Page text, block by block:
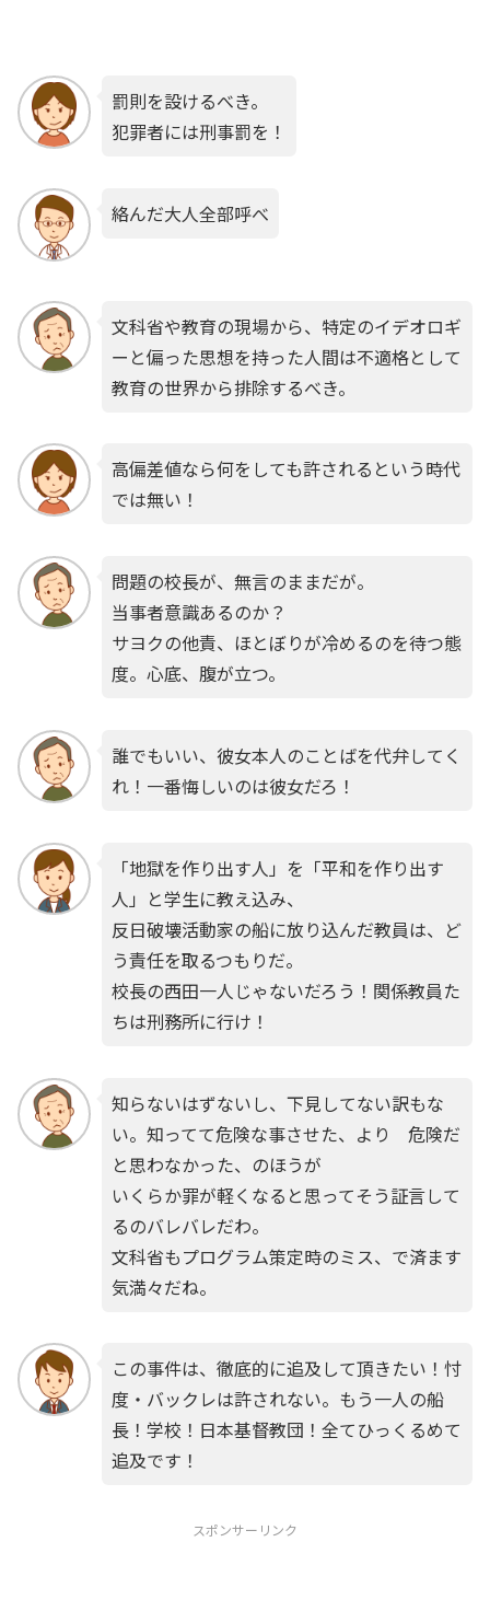
罰則を設けるべき。
犯罪者には刑事罰を！
絡んだ大人全部呼べ
文科省や教育の現場から、特定のイデオロギ
ーと偏った思想を持った人間は不適格として
教育の世界から排除するべき。
高偏差値なら何をしても許されるという時代
では無い！
問題の校長が、無言のままだが。
当事者意識あるのか？
サヨクの他責、ほとぼりが冷めるのを待つ態
度。心底、腹が立つ。
誰でもいい、彼女本人のことばを代弁してく
れ！一番悔しいのは彼女だろ！
「地獄を作り出す人」を「平和を作り出す
人」と学生に教え込み、
反日破壊活動家の船に放り込んだ教員は、ど
う責任を取るつもりだ。
校長の西田一人じゃないだろう！関係教員た
ちは刑務所に行け！
知らないはずないし、下見してない訳もな
い。知ってて危険な事させた、より 危険だ
と思わなかった、のほうが
いくらか罪が軽くなると思ってそう証言して
るのバレバレだわ。
文科省もプログラム策定時のミス、で済ます
気満々だね。
この事件は、徹底的に追及して頂きたい！忖
度・バックレは許されない。もう一人の船
長！学校！日本基督教団！全てひっくるめて
追及です！
スポンサーリンク